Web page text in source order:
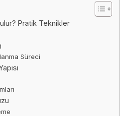
Pratik Teknikler
Süreci